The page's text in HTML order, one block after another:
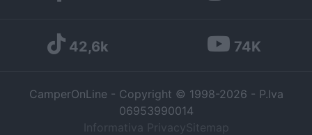
42,6k 74K
CamperOnLine - Copyright © 1998-2026 - P.Iva
06953990014
Informativa Privacy Sitemap